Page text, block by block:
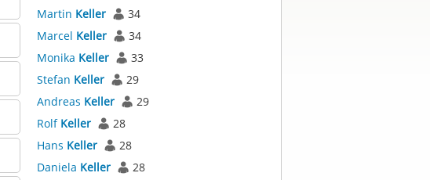
Martin Keller
34
Marcel Keller
34
Monika Keller
33
Stefan Keller
29
Andreas Keller
29
Rolf Keller
28
Hans Keller
28
Daniela Keller
28